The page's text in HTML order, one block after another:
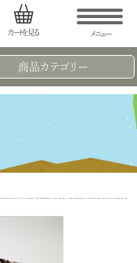
カートを見る メニュー
商品カテゴリー